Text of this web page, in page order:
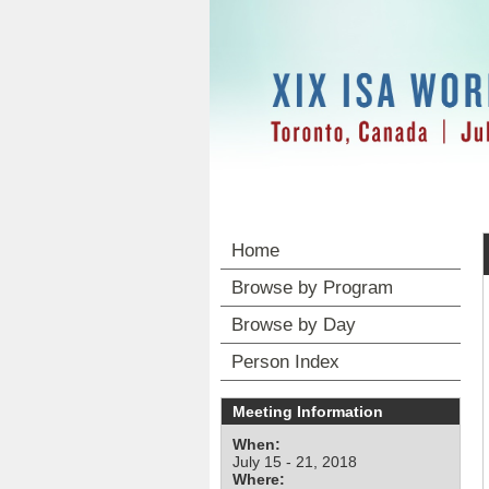
Home
Browse by Program
Browse by Day
Person Index
Meeting Information
When:
July 15 - 21, 2018
Where: